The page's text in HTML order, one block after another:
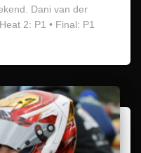
Dani van der
2: P1 • Final: P1